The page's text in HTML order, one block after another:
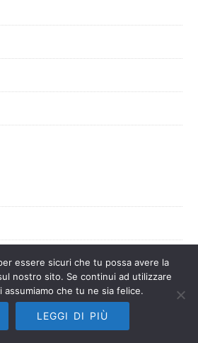
essere sicuri che tu possa avere la
nostro sito. Se continui ad utilizzare
che tu ne sia felice.
LEGGI DI PIÙ